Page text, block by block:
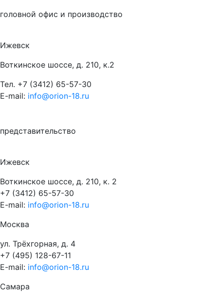
головной офис и производство
Ижевск
Воткинское шоссе, д. 210, к.2
Тел. +7 (3412) 65-57-30
E-mail: info@orion-18.ru
представительство
Ижевск
Воткинское шоссе, д. 210, к. 2
+7 (3412) 65-57-30
E-mail: info@orion-18.ru
Москва
ул. Трёхгорная, д. 4
+7 (495) 128-67-11
E-mail: info@orion-18.ru
Самара